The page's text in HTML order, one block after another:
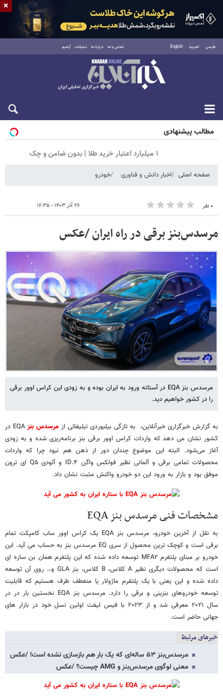
فارسی العربية English تماس با ما درباره ما تبلیغات آرشیو
جمعه ۱۶ مرداد ۱۴۰۵
مطالب پیشنهادی
۱ میلیارد اعتبار خرید طلا | بدون ضامن و چک
صفحه اصلی اخبار دانش و فناوری خودرو
۰ نفر ۲۶ آذر ۱۴۰۳ - ۱۶:۳۵
مرسدس‌بنز برقی در راه ایران /عکس
مرسدس بنز EQA در آستانه ورود به ایران بوده و به زودی این کراس اوور برقی
را در کشور خواهیم دید.
به گزارش خبرگزاری خبرآنلاین، به تازگی بیلبوردی تبلیغاتی از مرسدس بنز
EQA در
کشور نشان می دهد که واردات کراس اوور برقی بنز برنامه‌ریزی شده و به زودی
آغاز می‌شود. البته این موضوع چندان دور از ذهن هم نبود چرا که واردات
محصولات تمامی برقی و آلمانی نظیر فولکس واگن ID.۴ و آئودی Q۵ ای ترون
موفق بود و بازار به ورود این دو خودرو واکنش مثبت نشان داد.
مشخصات فنی مرسدس بنز EQA
به نقل از آخرین خودرو، مرسدس بنز EQA یک کراس اوور ساب کامپکت تمام
برقی است و کوچک ترین محصول از سری EQ مرسدس بنز به حساب می آید. این
خودرو بر مبنای پلتفرم MFA۲ توسعه داده شده که این پلتفرم همان بن سازه ای
است که محصولات دیگری نظیر A کلاس، B کلاس، بنز GLA و… روی آن توسعه
داده شده و این یعنی با یک پلتفرم ماژولار یا منعطف طرف هستیم که قابلیت
توسعه خودروهای بنزینی و برقی را دارد. مرسدس بنز EQA نخستین بار در در
سال ۲۰۲۱ معرفی شد و از ۲۰۲۳ با فیس لیفت اولین نسل خود در بازار های
جهانی حاضر است.
خبرهای مرتبط
مرسدس‌بنز ۵۳ ساله‌ای که یک بار هم بازسازی نشده است! /عکس
معنی لوگوی مرسدس‌بنز و AMG چیست؟ /عکس
×